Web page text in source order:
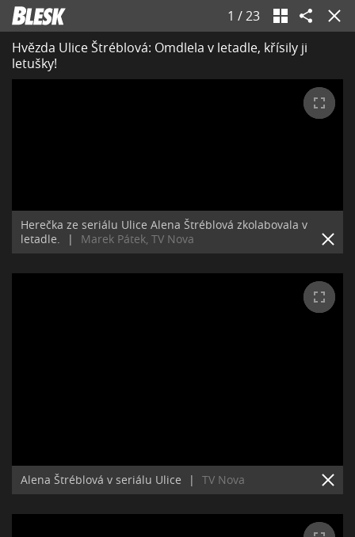
1 /23
Hvězda Ulice Štréblová: Omdlela v letadle, křísily ji
letušky!
Herečka ze seriálu Ulice Alena Štréblová zkolabovala v
letadle.
| Marek Pátek, TV Nova
Alena Štréblová v seriálu Ulice | TV Nova